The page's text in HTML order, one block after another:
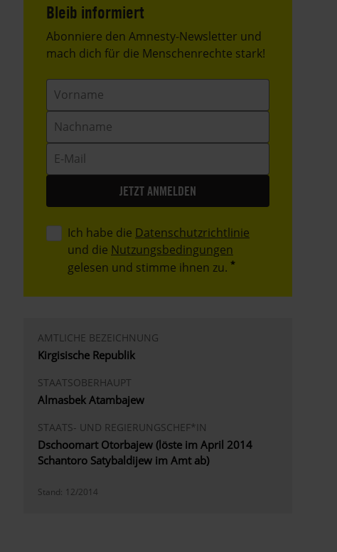
Bleib informiert
Header
Text
Abonniere den Amnesty-Newsletter und
mach dich für die Menschenrechte stark!
Vorname
Nachname
E-
Mail
Ich habe die Datenschutzrichtlinie
und die Nutzungsbedingungen
gelesen und stimme ihnen zu.
AMTLICHE BEZEICHNUNG
Kirgisische Republik
STAATSOBERHAUPT
Almasbek Atambajew
STAATS- UND REGIERUNGSCHEF*IN
Dschoomart Otorbajew (löste im April 2014
Schantoro Satybaldijew im Amt ab)
Stand: 12/2014